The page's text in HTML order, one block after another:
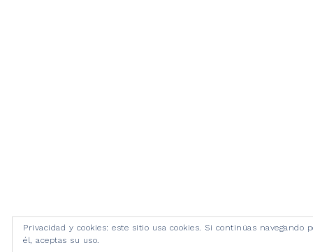
Privacidad y cookies: este sitio usa cookies. Si continúas navegando
él, aceptas su uso.